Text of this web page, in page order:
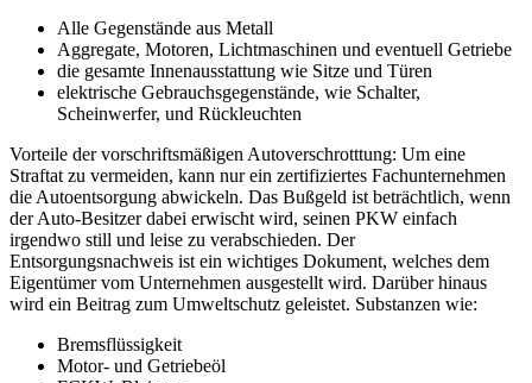
Alle Gegenstände aus Metall
Aggregate, Motoren, Lichtmaschinen und eventuell Getriebe
die gesamte Innenausstattung wie Sitze und Türen
elektrische Gebrauchsgegenstände, wie Schalter,
Scheinwerfer, und Rückleuchten
Vorteile der vorschriftsmäßigen Autoverschrotttung: Um eine
Straftat zu vermeiden, kann nur ein zertifiziertes Fachunternehmen
die Autoentsorgung abwickeln. Das Bußgeld ist beträchtlich, wenn
der Auto-Besitzer dabei erwischt wird, seinen PKW einfach
irgendwo still und leise zu verabschieden. Der
Entsorgungsnachweis ist ein wichtiges Dokument, welches dem
Eigentümer vom Unternehmen ausgestellt wird. Darüber hinaus
wird ein Beitrag zum Umweltschutz geleistet. Substanzen wie:
Bremsflüssigkeit
Motor- und Getriebeöl